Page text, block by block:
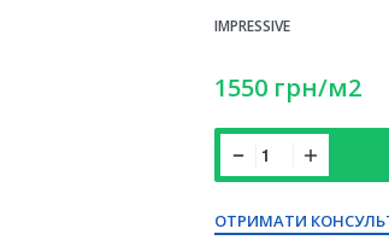
IMPRESSIVE
1550грн/м2
ОТРИМАТИ